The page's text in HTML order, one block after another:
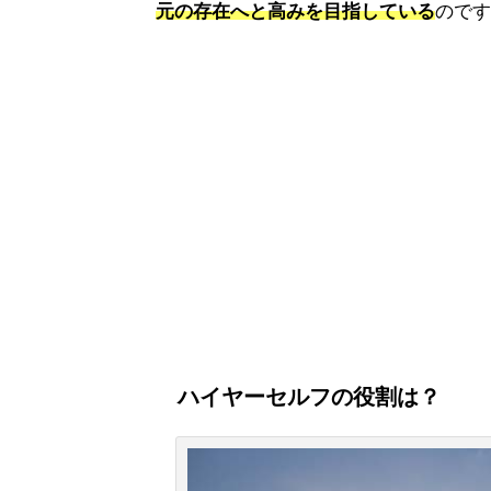
元の存在へと高みを目指しているので
ハイヤーセルフの役割は？